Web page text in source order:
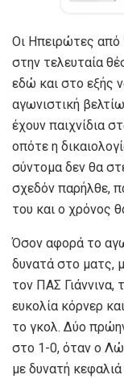
Οι Ηπειρώτες από
στην τελευταία
εδώ και στο εξής
αγωνιστική
έχουν παιχνίδια
οπότε η
σύντομα δεν θα
σχεδόν παρήλθε,
του και ο χρόνος
Όσον αφορά το
δυνατά στο ματς,
τον ΠΑΣ Γιάννινα,
ευκολία κόρνερ
το γκολ. Δύο
στο 1-0, όταν ο
με δυνατή